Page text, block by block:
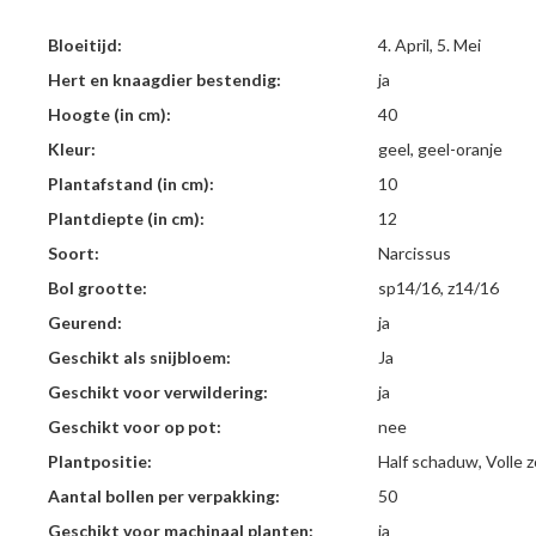
Bloeitijd:
4. April, 5. Mei
Hert en knaagdier bestendig:
ja
Hoogte (in cm):
40
Kleur:
geel, geel-oranje
Plantafstand (in cm):
10
Plantdiepte (in cm):
12
Soort:
Narcissus
Bol grootte:
sp14/16, z14/16
Geurend:
ja
Geschikt als snijbloem:
Ja
Geschikt voor verwildering:
ja
Geschikt voor op pot:
nee
Plantpositie:
Half schaduw, Volle
Aantal bollen per verpakking:
50
Geschikt voor machinaal planten:
ja